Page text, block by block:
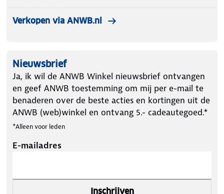
Verkopen via ANWB.nl
Nieuwsbrief
Ja, ik wil de ANWB Winkel nieuwsbrief ontvangen
en geef ANWB toestemming om mij per e-mail te
benaderen over de beste acties en kortingen uit de
ANWB (web)winkel en ontvang 5.- cadeautegoed.*
*Alleen voor leden
E-mailadres
Inschrijven